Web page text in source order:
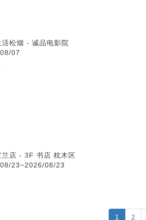
活松烟 - 诚品电影院
07
兰店 - 3F 书店 枕木区
23~2026/08/23
1 2